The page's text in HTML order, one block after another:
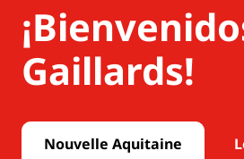
Gaillards!
Nouvelle Aquitaine